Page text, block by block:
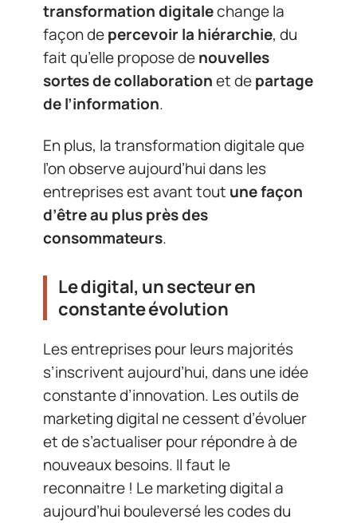
transformation digitalechange la
façon depercevoir la hiérarchie, du
fait qu’elle propose denouvelles
sortes de collaborationet departage
de l’information.
En plus, la transformation digitale que
l’on observe aujourd’hui dans les
entreprises est avant tout une façon
d’être au plus près des
consommateurs.
Le digital, un secteur en
constante évolution
Les entreprises pour leurs majorités
s’inscrivent aujourd’hui, dans une idée
constante d’innovation. Les outils de
marketing digital ne cessent d’évoluer
et de s’actualiser pour répondre à de
nouveaux besoins. Il faut le
reconnaitre ! Le marketing digital a
aujourd’hui bouleversé les codes du